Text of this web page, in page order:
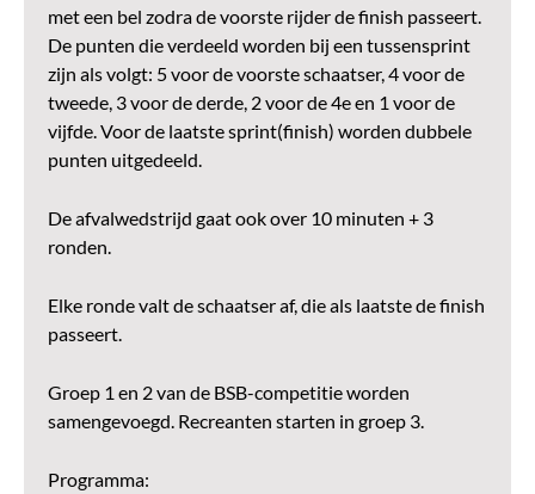
met een bel zodra de voorste rijder de finish passeert.
De punten die verdeeld worden bij een tussensprint
zijn als volgt: 5 voor de voorste schaatser, 4 voor de
tweede, 3 voor de derde, 2 voor de 4e en 1 voor de
vijfde. Voor de laatste sprint(finish) worden dubbele
punten uitgedeeld.
De afvalwedstrijd gaat ook over 10 minuten + 3
ronden.
Elke ronde valt de schaatser af, die als laatste de finish
passeert.
Groep 1 en 2 van de BSB-competitie worden
samengevoegd. Recreanten starten in groep 3.
Programma: